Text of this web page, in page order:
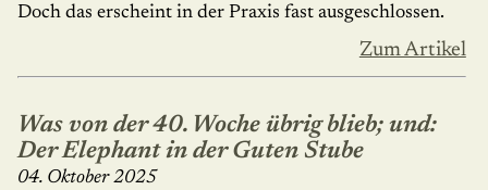
Doch das erscheint in der Praxis fast ausgeschlossen.
Zum Artikel
Was von der 40. Woche übrig blieb; und:
Der Elephant in der Guten Stube
04. Oktober 2025